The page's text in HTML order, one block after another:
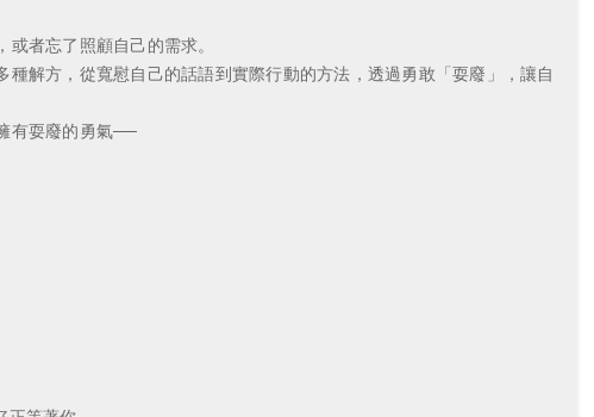
者忘了照顧自己的需求。
解方，從寬慰自己的話語到實際行動的方法，透過勇敢「耍廢」，讓自
有耍廢的勇氣──